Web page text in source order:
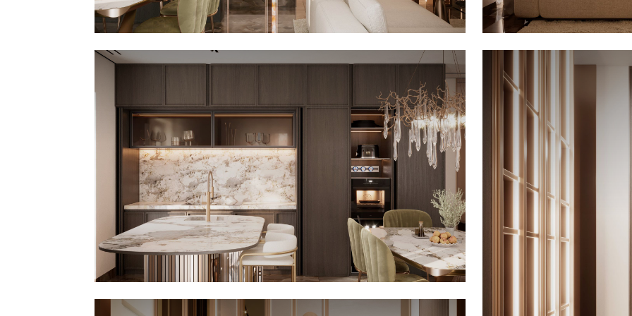
Questo spazio si fonde organicamente
con l'area pranzo e la cucina, un vero
capolavoro di ingegneria d'interni. Una
monumentale parete di colonne in
scomparsa totale: con un semplice
gesto, le ante rientranti svelano piani di
lavoro e strumenti di alta gamma. Al
centro della scena, l'isola operativa con
lavello integrato si distingue per le sue
linee curve ed è incorniciata sullo sfondo
da ampi tendaggi chiari a tutta altezza. A
coronare la sala da pranzo, un sontuoso
lampadario a ramificazione organica e
gocce di cristallo illumina il tavolo in
marmo coordinato, attorno al quale le